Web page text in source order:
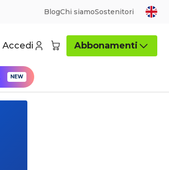
BlogChi siamoSostenitori
Accedi Abbonamenti